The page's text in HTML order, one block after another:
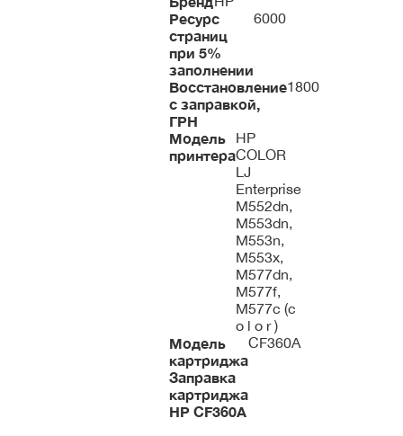
Ресурс
страниц
при 5%
заполнении
6000
Восстановление
с заправкой,
ГРН
1800
Модель
принтера
HP
COLOR
LJ
Enterprise
M552dn,
M553dn,
M553n,
M553x,
M577dn,
M577f,
M577c (c
o l o r )
Модель
картриджа
CF360A
Заправка
картриджа
HP CF360A